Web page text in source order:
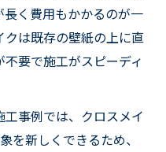
く費用もかかるのが一
は既存の壁紙の上に直
要で施工がスピーディ
事例では、クロスメイ
を新しくできるため、